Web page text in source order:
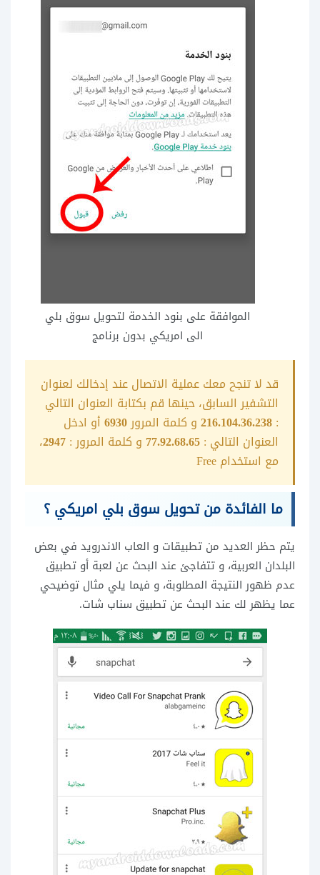
الموافقة على بنود الخدمة لتحويل سوق بلي
الى امريكي بدون برنامج
قد لا تنجح معك عملية الاتصال عند إدخالك لعنوان
التشفير السابق، حينها قم بكتابة العنوان التالي
:
216.104.36.238و كلمة المرور6930أو ادخل
العنوان التالي :77.92.68.65 و كلمة المرور :2947،
مع استخدام Free
ما الفائدة من تحويل سوق بلي امريكي ؟
يتم حظر العديد من تطبيقات و العاب الاندرويد في بعض
البلدان العربية، و تتفاجئ عند البحث عن لعبة أو تطبيق
عدم ظهور النتيجة المطلوبة، و فيما يلي مثال توضيحي
عما يظهر لك عند البحث عن تطبيق سناب شات.